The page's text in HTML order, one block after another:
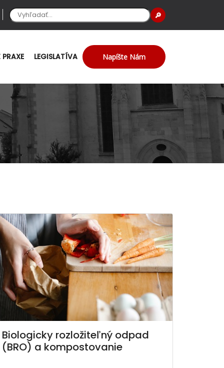
🔎
PRAXE LEGISLATÍVA Napíšte Nám
Biologicky rozložiteľný odpad
(BRO) a kompostovanie